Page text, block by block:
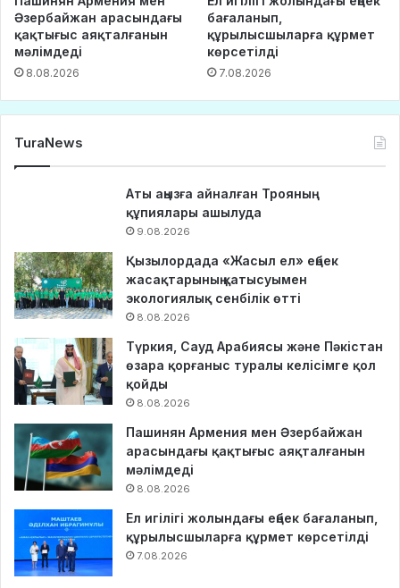
Әзербайжан арасындағы
қақтығыс аяқталғанын
мәлімдеді
8.08.2026
бағаланып,
құрылысшыларға құрмет
көрсетілді
7.08.2026
TuraNews
Аты аңызға айналған Трояның
құпиялары ашылуда
9.08.2026
Қызылордада «Жасыл ел» еңбек
жасақтарының қатысуымен
экологиялық сенбілік өтті
8.08.2026
Түркия, Сауд Арабиясы және Пәкістан
өзара қорғаныс туралы келісімге қол
қойды
8.08.2026
Пашинян Армения мен Әзербайжан
арасындағы қақтығыс аяқталғанын
мәлімдеді
8.08.2026
Ел игілігі жолындағы еңбек бағаланып,
құрылысшыларға құрмет көрсетілді
7.08.2026